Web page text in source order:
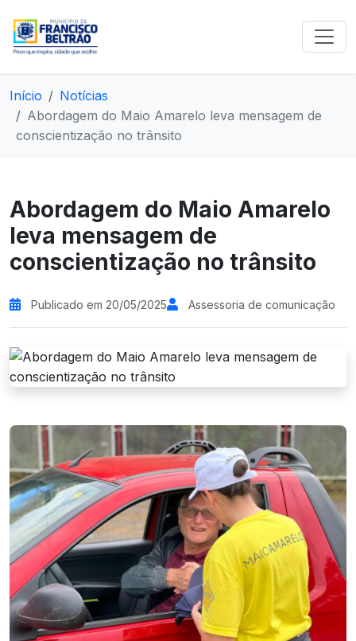
Início
Notícias
Abordagem do Maio Amarelo leva mensagem de
conscientização no trânsito
Abordagem do Maio Amarelo
leva mensagem de
conscientização no trânsito
Publicado em 20/05/2025 Assessoria de comunicação